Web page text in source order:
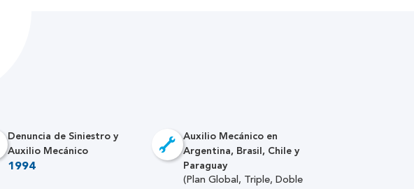
Denuncia de Siniestro y
Auxilio Mecánico
1994
Auxilio Mecánico en
Argentina, Brasil, Chile y
Paraguay
(Plan Global, Triple, Doble